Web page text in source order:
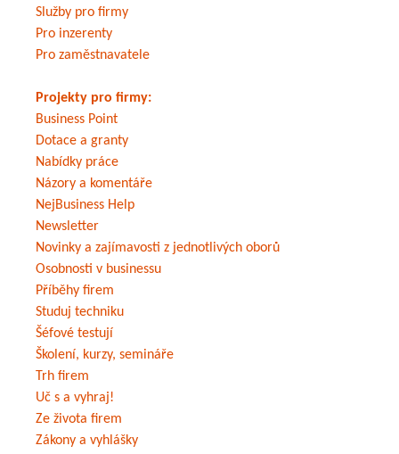
Služby pro firmy
Pro inzerenty
Pro zaměstnavatele
Projekty pro firmy:
Business Point
Dotace a granty
Nabídky práce
Názory a komentáře
NejBusiness Help
Newsletter
Novinky a zajímavosti z jednotlivých oborů
Osobnosti v businessu
Příběhy firem
Studuj techniku
Šéfové testují
Školení, kurzy, semináře
Trh firem
Uč s a vyhraj!
Ze života firem
Zákony a vyhlášky